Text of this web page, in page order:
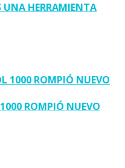
UNA HERRAMIENTA
ROMPIÓ NUEVO